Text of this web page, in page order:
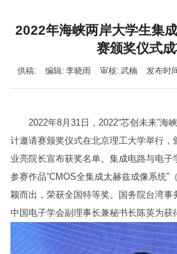
2022年海峡两岸大学生集
赛颁奖仪式
供稿: 编辑: 李晓雨 审核: 武楠 发布时
2022年8月31日，2022“芯创未来”海
计邀请赛颁奖仪式在北京理工大学举行，
业亮院长宣布获奖名单。集成电路与电子
参赛作品“CMOS全集成太赫兹成像系统”
颖而出，荣获全国特等奖。国务院台湾事
中国电子学会副理事长兼秘书长陈英为获